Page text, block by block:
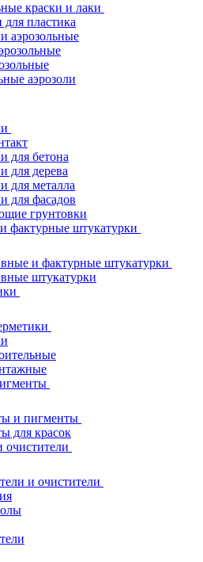
краски и лаки
для пластика
аэрозольные
аэрозоли
для бетона
для дерева
для металла
для фасадов
грунтовки
фактурные штукатурки
и фактурные штукатурки
штукатурки
и пигменты
для красок
очистители
и очистители